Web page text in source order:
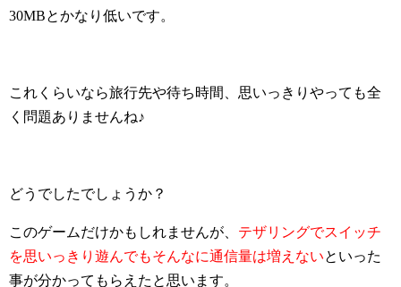
30MBとかなり低いです。
これくらいなら旅行先や待ち時間、思いっきりやっても全
く問題ありませんね♪
どうでしたでしょうか？
このゲームだけかもしれませんが、 テザリングでスイッチ
を思いっきり遊んでもそんなに通信量は増えないといった
事が分かってもらえたと思います。